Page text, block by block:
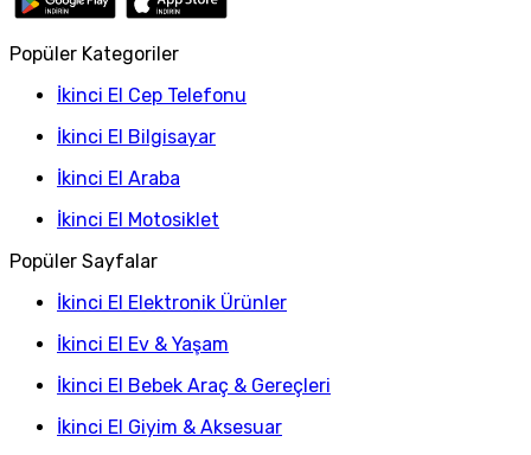
Popüler Kategoriler
İkinci El Cep Telefonu
İkinci El Bilgisayar
İkinci El Araba
İkinci El Motosiklet
Popüler Sayfalar
İkinci El Elektronik Ürünler
İkinci El Ev & Yaşam
İkinci El Bebek Araç & Gereçleri
İkinci El Giyim & Aksesuar